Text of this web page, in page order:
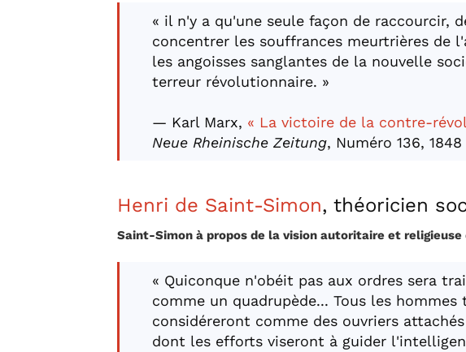
« il n'y a qu'une seule façon de raccourcir,
concentrer les souffrances meurtrières de
les angoisses sanglantes de la nouvelle
terreur révolutionnaire. »
— Karl Marx, « La victoire de la contre-
Neue Rheinische Zeitung, Numéro 136, 1848
Henri de Saint-Simon, théoricien
Saint-Simon à propos de la vision autoritaire et religieuse
« Quiconque n'obéit pas aux ordres sera
comme un quadrupède... Tous les
considéreront comme des ouvriers
dont les efforts viseront à guider